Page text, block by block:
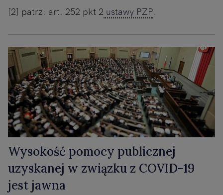
[2] patrz: art. 252 pkt 2 ustawy PZP.
Wysokość pomocy publicznej
uzyskanej w związku z COVID-19
jest jawna